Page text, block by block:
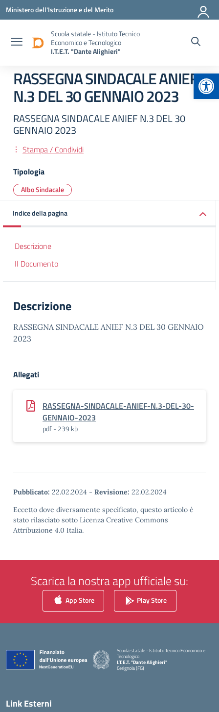
Vai ai contenuti
Vai al menu di navigazione
Vai al footer
Ministero dell'Istruzione e del Merito
Scuola statale - Istituto Tecnico
Economico e Tecnologico
I.T.E.T. "Dante Alighieri"
RASSEGNA SINDACALE ANIEF
N.3 DEL 30 GENNAIO 2023
RASSEGNA SINDACALE ANIEF N.3 DEL 30
GENNAIO 2023
Stampa / Condividi
Tipologia
Albo Sindacale
Indice della pagina
Descrizione
Il Documento
Descrizione
RASSEGNA SINDACALE ANIEF N.3 DEL 30 GENNAIO
2023
Allegati
RASSEGNA-SINDACALE-ANIEF-N.3-DEL-30-
GENNAIO-2023
pdf - 239 kb
Pubblicato: 22.02.2024 - Revisione: 22.02.2024
Eccetto dove diversamente specificato, questo articolo è
stato rilasciato sotto Licenza Creative Commons
Attribuzione 4.0 Italia.
Scarica la nostra app ufficiale su:
App Store Play Store
Scuola statale - Istituto Tecnico Economico e
Tecnologico
I.T.E.T. "Dante Alighieri"
Cerignola (FG)
— Visita la pagina iniziale della scuola
Link Esterni